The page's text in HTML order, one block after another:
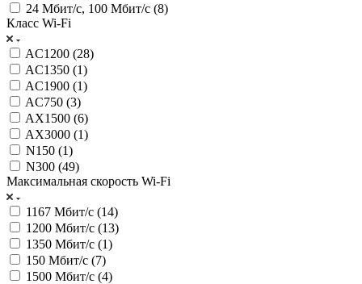
24 Мбит/с, 100 Мбит/с (8)
Класс Wi-Fi
AC1200 (28)
AC1350 (1)
AC1900 (1)
AC750 (3)
AX1500 (6)
AX3000 (1)
N150 (1)
N300 (49)
Максимальная скорость Wi-Fi
1167 Мбит/с (14)
1200 Мбит/с (13)
1350 Мбит/с (1)
150 Мбит/с (7)
1500 Мбит/с (4)